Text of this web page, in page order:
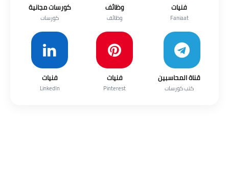
فنيات
Faniaat
وظائف
وظائف
كورسات مجانية
كورسات
قناة المحاسبين
كتب كورسات
فنيات
Pinterest
فنيات
LinkedIn